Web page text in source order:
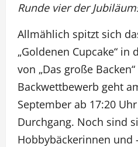
Runde vier der
Allmählich spitzt sich
„Goldenen Cupcake“ in
von „Das große
Backwettbewerb geht
September ab 17:20
Durchgang. Noch sind
Hobbybäckerinnen und